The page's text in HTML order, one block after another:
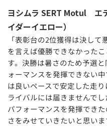
ヨシムラ SERT Motul エ
イダーイエロー）
「表彰台の2位獲得は決し
を言えば優勝できなかった
す。決勝は暑さのため予選
ォーマンスを発揮できない
は良いペースで安定した走
ライバルには届きませんで
パフォーマンスを発揮でき
さをみせていきたいと思いま